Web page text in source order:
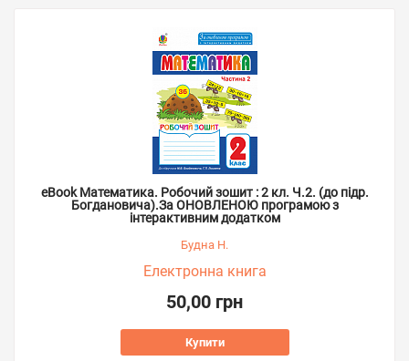
eBook Математика. Робочий зошит : 2 кл. Ч.2. (до підр.
Богдановича).За ОНОВЛЕНОЮ програмою з
інтерактивним додатком
Будна Н.
Електронна книга
50,00 грн
Купити